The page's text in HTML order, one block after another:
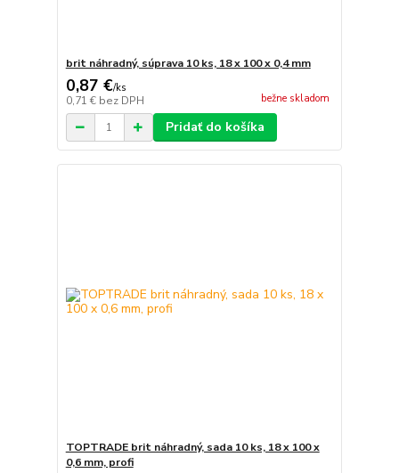
brit náhradný, súprava 10 ks, 18 x 100 x 0,4 mm
0,87 €/ks
0,71 € bez DPH bežne skladom
Pridať do košíka
TOPTRADE brit náhradný, sada 10 ks, 18 x 100 x
0,6 mm, profi